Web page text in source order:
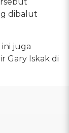
dibalut
juga
Gary Iskak di